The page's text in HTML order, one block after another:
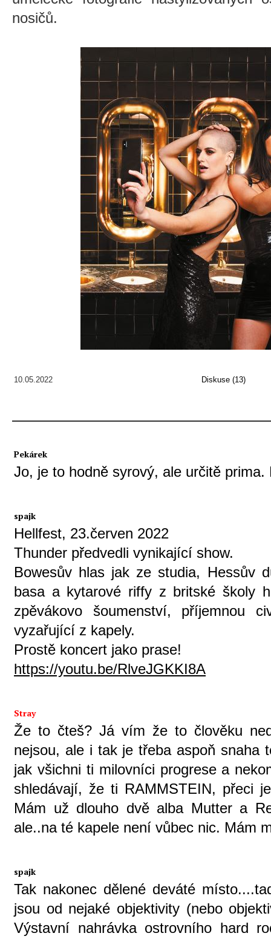
nosičů.
10.05.2022 Diskuse (13)
Pekárek
Jo, je to hodně syrový, ale určitě prima.
spajk
Hellfest, 23.červen 2022
Thunder předvedli vynikající show.
Bowesův hlas jak ze studia, Hessův
basa a kytarové riffy z britské školy
zpěvákovo šoumenství, příjemnou
vyzařující z kapely.
Prostě koncert jako prase!
https://youtu.be/RlveJGKKI8A
Stray
Že to čteš? Já vím že to člověku
nejsou, ale i tak je třeba aspoň snaha
jak všichni ti milovníci progrese a
shledávají, že ti RAMMSTEIN, přeci
Mám už dlouho dvě alba Mutter a
ale..na té kapele není vůbec nic. Mám
spajk
Tak nakonec dělené deváté
jsou od nejaké objektivity (nebo
Výstavní nahrávka ostrovního hard